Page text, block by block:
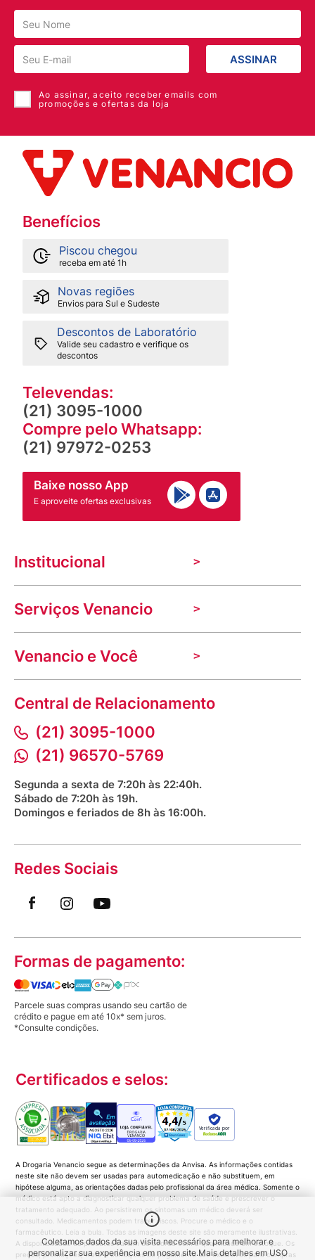
Coletamos dados da sua visita necessários para melhorar e
personalizar sua experiência em nosso site.Mais detalhes em USO
ASSINAR
Ao assinar, aceito receber emails com
promoções e ofertas da loja
Benefícios
Piscou chegou
receba em até 1h
Novas regiões
Envios para Sul e Sudeste
Descontos de Laboratório
Valide seu cadastro e verifique os
descontos
Televendas:
(21) 3095-1000
Compre pelo Whatsapp:
(21) 97972-0253
Baixe nosso App
E aproveite ofertas exclusivas
Institucional
A Venancio
Trabalhe Conosco
Nossas lojas
Indique seu imóvel
Aniversário Venancio 2025
Serviços Venancio
Troca e devolução
Mecânica de promoções
Dúvidas frequentes
Prazos e entregas
Bioimpedância Gratuita
Venancio e Você
VClube - Programa de fidelidade
Fale com o farmacêutico
Fale conosco
Procon RJ
Saúde na praça
Central de Relacionamento
(21) 3095-1000
(21) 96570-5769
Segunda a sexta de 7:20h às 22:40h.
Sábado de 7:20h às 19h.
Domingos e feriados de 8h às 16:00h.
Redes Sociais
Formas de pagamento:
Parcele suas compras usando seu cartão de
crédito e pague em até 10x* sem juros.
*Consulte condições.
Certificados e selos:
Verificada por
A Drogaria Venancio segue as determinações da Anvisa. As informações contidas
neste site não devem ser usadas para automedicação e não substituem, em
hipótese alguma, as orientações dadas pelo profissional da área médica. Somente o
médico está apto a diagnosticar qualquer problema de saúde e prescrever o
tratamento adequado. Ao persistirem os sintomas um médico deverá ser
consultado. Medicamentos podem trazer riscos. Procure o médico e o
farmacêutico. Leia a bula. Todas as imagens deste site são meramente ilustrativas.
A disponibilidade de produtos variam de acordo com a quantidade em estoque. Os
preços, promoções, frete e condições de pagamento são exclusivos para compras